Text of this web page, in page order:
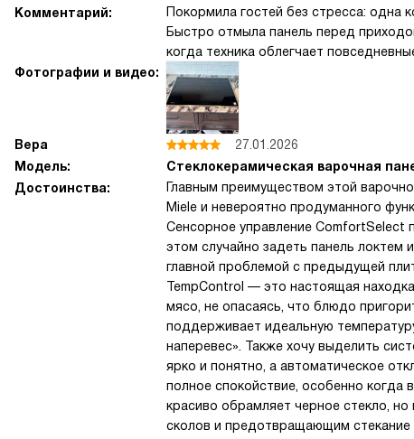
Комментарий:
Покормила гостей без стресса: одна
Быстро отмыла панель перед
когда техника облегчает
Фотографии и видео:
Вера
27.01.2026
Модель:
Стеклокерамическая варочная
Достоинства:
Главным преимуществом этой
Miele и невероятно продуманного
Сенсорное управление ComfortSelect
этом случайно задеть панель
главной проблемой с предыдущей
TempControl — это настоящая
мясо, не опасаясь, что блюдо
поддерживает идеальную
наперевес». Также хочу выделить
ярко и понятно, а автоматическое
полное спокойствие, особенно
красиво обрамляет черное стекло,
сколов и предотвращающим